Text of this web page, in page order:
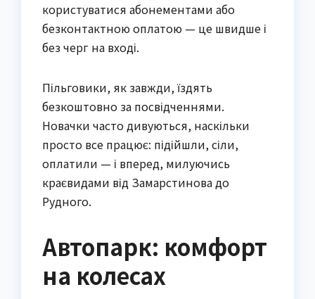
користуватися абонементами або
безконтактною оплатою — це швидше і
без черг на вході.
Пільговики, як завжди, їздять
безкоштовно за посвідченнями.
Новачки часто дивуються, наскільки
просто все працює: підійшли, сіли,
оплатили — і вперед, милуючись
краєвидами від Замарстинова до
Рудного.
Автопарк: комфорт
на колесах